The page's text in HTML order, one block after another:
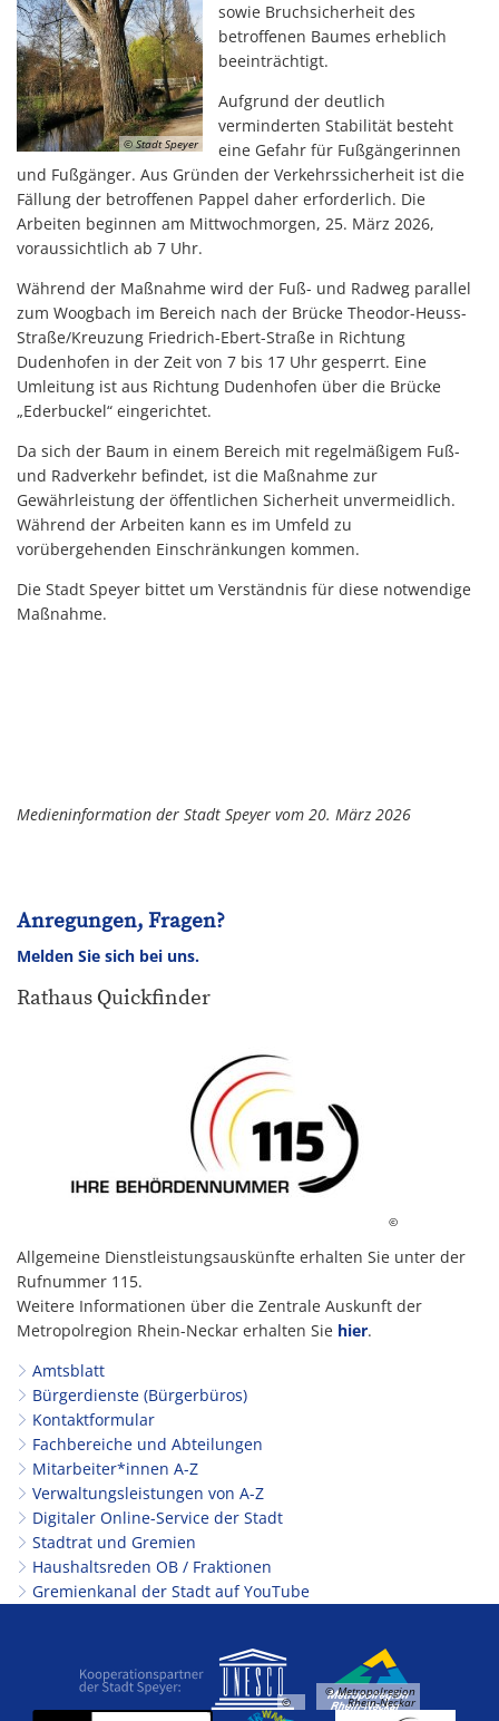
© Stadt Speyer
sowie Bruchsicherheit des
betroffenen Baumes erheblich
beeinträchtigt.
Aufgrund der deutlich
verminderten Stabilität besteht
eine Gefahr für Fußgängerinnen
und Fußgänger. Aus Gründen der Verkehrssicherheit ist die
Fällung der betroffenen Pappel daher erforderlich. Die
Arbeiten beginnen am Mittwochmorgen, 25. März 2026,
voraussichtlich ab 7 Uhr.
Während der Maßnahme wird der Fuß- und Radweg parallel
zum Woogbach im Bereich nach der Brücke Theodor-Heuss-
Straße/Kreuzung Friedrich-Ebert-Straße in Richtung
Dudenhofen in der Zeit von 7 bis 17 Uhr gesperrt. Eine
Umleitung ist aus Richtung Dudenhofen über die Brücke
„Ederbuckel“ eingerichtet.
Da sich der Baum in einem Bereich mit regelmäßigem Fuß-
und Radverkehr befindet, ist die Maßnahme zur
Gewährleistung der öffentlichen Sicherheit unvermeidlich.
Während der Arbeiten kann es im Umfeld zu
vorübergehenden Einschränkungen kommen.
Die Stadt Speyer bittet um Verständnis für diese notwendige
Maßnahme.
Medieninformation der Stadt Speyer vom 20. März 2026
Anregungen, Fragen?
Melden Sie sich bei uns.
Rathaus Quickfinder
©
Allgemeine Dienstleistungsauskünfte erhalten Sie unter der
Rufnummer 115.
Weitere Informationen über die Zentrale Auskunft der
Metropolregion Rhein-Neckar erhalten Sie hier.
Amtsblatt
Bürgerdienste (Bürgerbüros)
Kontaktformular
Fachbereiche und Abteilungen
Mitarbeiter*innen A-Z
Verwaltungsleistungen von A-Z
Digitaler Online-Service der Stadt
Stadtrat und Gremien
Haushaltsreden OB / Fraktionen
Gremienkanal der Stadt auf YouTube
©
© Metropolregion
Rhein-Neckar